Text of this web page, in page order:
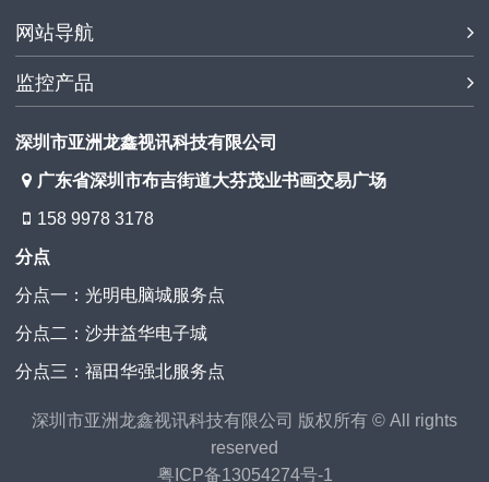
网站导航
监控产品
深圳市亚洲龙鑫视讯科技有限公司
广东省深圳市布吉街道大芬茂业书画交易广场
158 9978 3178
分点
分点一：光明电脑城服务点
分点二：沙井益华电子城
分点三：福田华强北服务点
深圳市亚洲龙鑫视讯科技有限公司 版权所有 © All rights
reserved
粤ICP备13054274号-1